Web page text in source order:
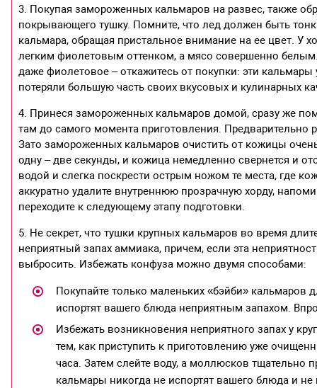
3. Покупая замороженных кальмаров на развес, также
покрывающего тушку. Помните, что лед должен быть
кальмара, обращая пристальное внимание на ее цвет.
легким фиолетовым оттенком, а мясо совершенно
даже фиолетовое – откажитесь от покупки: эти
потеряли большую часть своих вкусовых и кулинарных
4. Принеся замороженных кальмаров домой, сразу же
там до самого момента приготовления. Предварительно
Зато замороженных кальмаров очистить от кожицы
одну – две секунды, и кожица немедленно свернется и
водой и слегка поскрести острым ножом те места, где
аккуратно удалите внутреннюю прозрачную хорду,
переходите к следующему этапу подготовки.
5. Не секрет, что тушки крупных кальмаров во время
неприятный запах аммиака, причем, если эта
выбросить. Избежать конфуза можно двумя способами:
Покупайте только маленьких «бэйби» кальмаров
испортят вашего блюда неприятным запахом.
Избежать возникновения неприятного запах у
тем, как приступить к приготовлению уже
часа. Затем слейте воду, а моллюсков тщательно
кальмары никогда не испортят вашего блюда и